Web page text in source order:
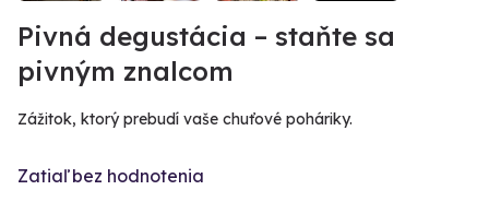
Pivná degustácia – staňte sa
pivným znalcom
Zážitok, ktorý prebudí vaše chuťové poháriky.
Zatiaľ bez hodnotenia